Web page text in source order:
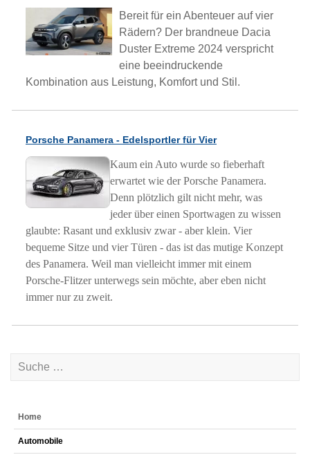
Bereit für ein Abenteuer auf vier
Rädern? Der brandneue Dacia
Duster Extreme 2024 verspricht
eine beeindruckende
Kombination aus Leistung, Komfort und Stil.
Porsche Panamera - Edelsportler für Vier
Kaum ein Auto wurde so fieberhaft
erwartet wie der Porsche Panamera.
Denn plötzlich gilt nicht mehr, was
jeder über einen Sportwagen zu wissen
glaubte: Rasant und exklusiv zwar - aber klein. Vier
bequeme Sitze und vier Türen - das ist das mutige Konzept
des Panamera. Weil man vielleicht immer mit einem
Porsche-Flitzer unterwegs sein möchte, aber eben nicht
immer nur zu zweit.
Home
Automobile